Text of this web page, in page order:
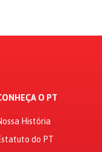
O PT
História
do PT